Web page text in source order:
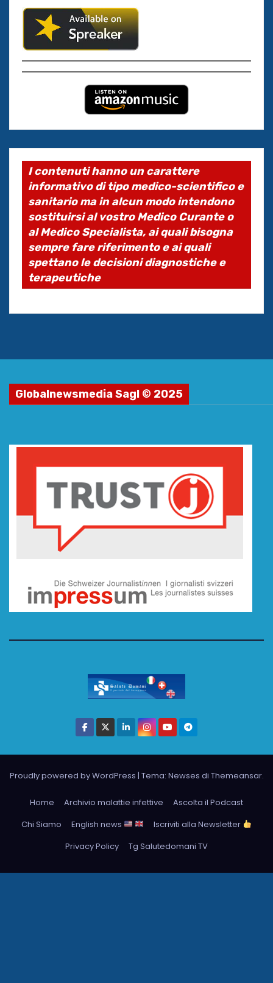
I contenuti hanno un carattere
informativo di tipo medico-scientifico e
sanitario ma in alcun modo intendono
sostituirsi al vostro Medico Curante o
al Medico Specialista, ai quali bisogna
sempre fare riferimento e ai quali
spettano le decisioni diagnostiche e
terapeutiche
Globalnewsmedia Sagl © 2025
Proudly powered by WordPress | Tema: Newses di Themeansar.
Home Archivio malattie infettive
Ascolta il Podcast
Chi Siamo
English news
Iscriviti alla Newsletter
Privacy Policy
Tg Salutedomani TV